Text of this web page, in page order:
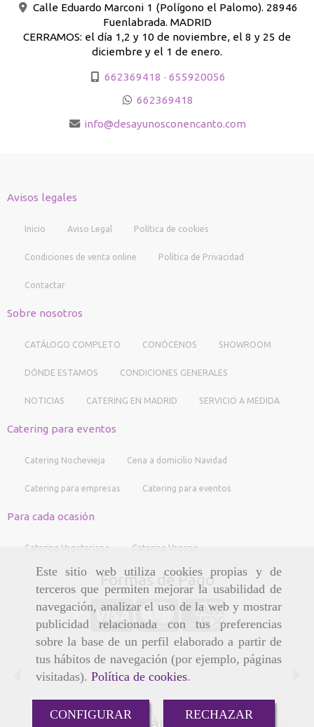
Este sitio web utiliza cookies propias y de
terceros que permiten mejorar la usabilidad de
navegación, analizar el uso de la web y mostrar
publicidad relacionada con tus preferencias
sobre la base de un perfil elaborado a partir de
tus hábitos de navegación (por ejemplo, páginas
visitadas). Política de cookies.
CONFIGURAR RECHAZAR
Calle Eduardo Marconi 1 (Polígono el Palomo). 28946
Fuenlabrada. MADRID
CERRAMOS: el día 1,2 y 10 de noviembre, el 8 y 25 de
diciembre y el 1 de enero.
662369418 · 655920056
662369418
info
desayunosconencanto.com
Avisos legales
Inicio Aviso Legal Política de cookies
Condiciones de venta online Política de Privacidad
Contactar
Sobre nosotros
CATÁLOGO COMPLETO CONÓCENOS SHOWROOM
DÓNDE ESTAMOS CONDICIONES GENERALES
NOTICIAS CATERING EN MADRID SERVICIO A MEDIDA
Catering para eventos
Catering Nochevieja Cena a domicilio Navidad
Catering para empresas Catering para eventos
Para cada ocasión
Catering Vegetariano Catering Vegano
Formas de Pago
Anterior
Compártenos